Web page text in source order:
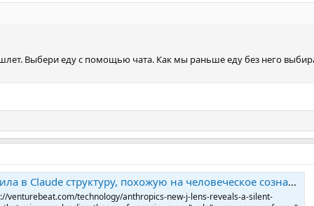
Выбери еду с помощью чата. Как мы раньше еду без него
в Claude структуру, похожую на человеческое сознание
venturebeat.com/technology/anthropics-new-j-lens-reveals-a-silent-